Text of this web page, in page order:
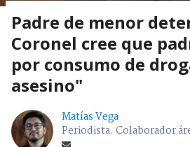
Padre de menor
Coronel cree que
por consumo de
asesino"
Matías Vega
Periodista. Colaborador